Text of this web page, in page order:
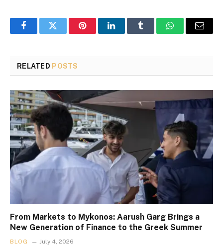
FacebookTwitter PinterestLinkedInTumblr WhatsAppEmail
RELATED POSTS
From Markets to Mykonos: Aarush Garg Brings a
New Generation of Finance to the Greek Summer
BLOG July 4, 2026